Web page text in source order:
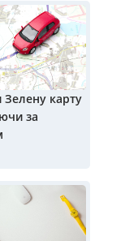
Зелену карту
за